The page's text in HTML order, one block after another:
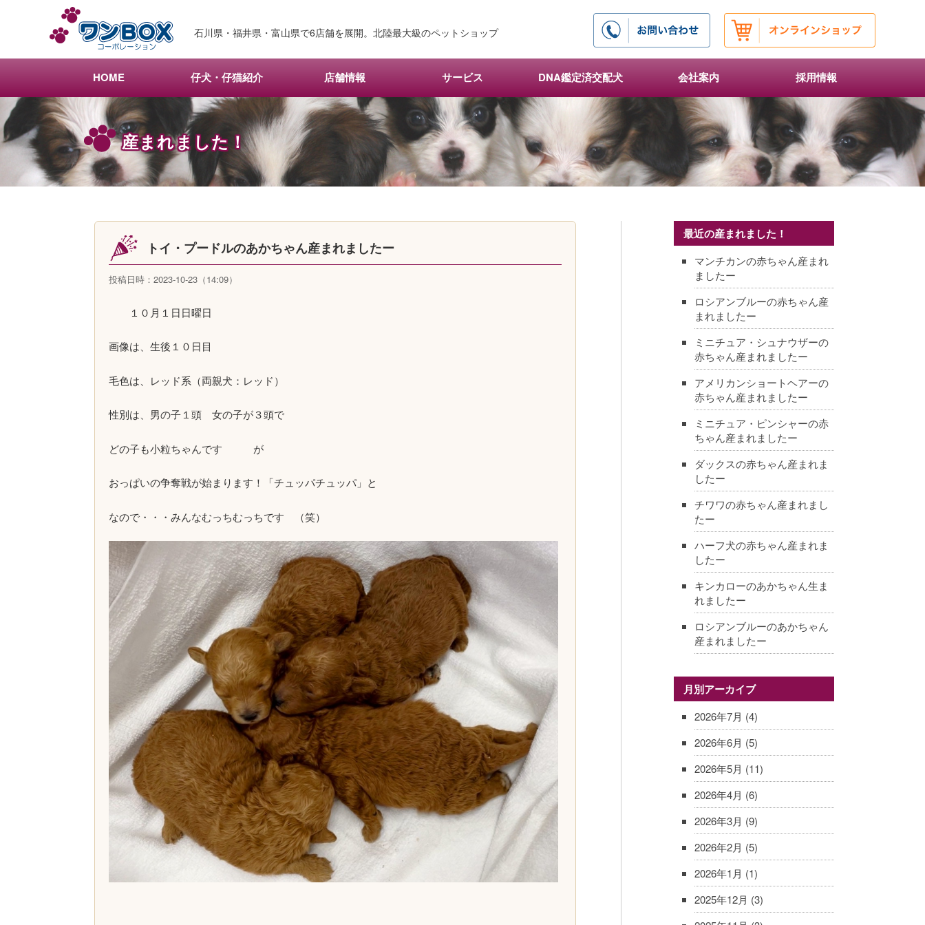
コ
ツ
へ
石川県・福井県・富山県で6店舗を展開。北陸最大級のペットショップ
HOME 仔犬・仔猫紹介 店舗情報 サービス DNA鑑定済交配犬 会社案内 採用情報
産まれました！
トイ・プードルのあかちゃん産まれましたー
投稿日時：2023-10-23（14:09）
１０月１日日曜日
画像は、生後１０日目
毛色は、レッド系（両親犬：レッド）
性別は、男の子１頭 女の子が３頭で
どの子も小粒ちゃんです が
おっぱいの争奪戦が始まります！「チュッパチュッパ」と
なので・・・みんなむっちむっちです （笑）
最近の産まれました！
マンチカンの赤ちゃん産まれ
ましたー
ロシアンブルーの赤ちゃん産
まれましたー
ミニチュア・シュナウザーの
赤ちゃん産まれましたー
アメリカンショートヘアーの
赤ちゃん産まれましたー
ミニチュア・ピンシャーの赤
ちゃん産まれましたー
ダックスの赤ちゃん産まれま
したー
チワワの赤ちゃん産まれまし
たー
ハーフ犬の赤ちゃん産まれま
したー
キンカローのあかちゃん生ま
れましたー
ロシアンブルーのあかちゃん
産まれましたー
月別アーカイブ
2026年7月 (4)
2026年6月 (5)
2026年5月 (11)
2026年4月 (6)
2026年3月 (9)
2026年2月 (5)
2026年1月 (1)
2025年12月 (3)